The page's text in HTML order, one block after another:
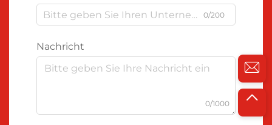
0/200
Nachricht
0/1000